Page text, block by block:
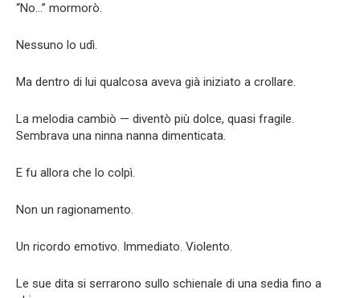
“No…” mormorò.
Nessuno lo udì.
Ma dentro di lui qualcosa aveva già iniziato a crollare.
La melodia cambiò — diventò più dolce, quasi fragile.
Sembrava una ninna nanna dimenticata.
E fu allora che lo colpì.
Non un ragionamento.
Un ricordo emotivo. Immediato. Violento.
Le sue dita si serrarono sullo schienale di una sedia fino a